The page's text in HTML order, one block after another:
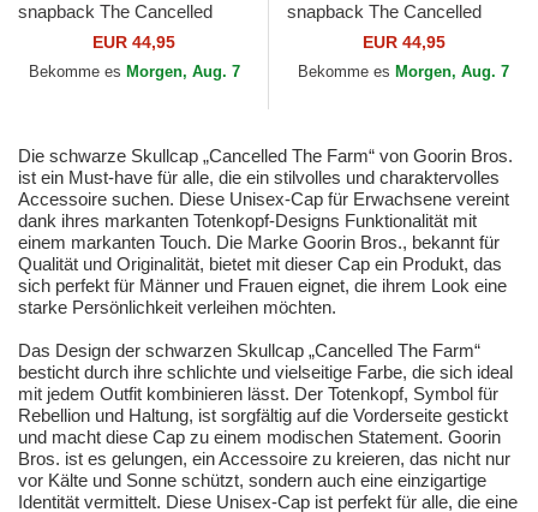
snapback The Cancelled
Skull Whisper The Farm
Goorin Bros.
EUR 44,95
Bekomme es Morgen, Aug. 7
snapback The Cancelled
Skull The Farm Goorin Bros.
EUR 44,95
Bekomme es Morgen, Aug. 7
Die schwarze Skullcap „Cancelled The Farm“ von Goorin Bros.
ist ein Must-have für alle, die ein stilvolles und charaktervolles
Accessoire suchen. Diese Unisex-Cap für Erwachsene vereint
dank ihres markanten Totenkopf-Designs Funktionalität mit
einem markanten Touch. Die Marke Goorin Bros., bekannt für
Qualität und Originalität, bietet mit dieser Cap ein Produkt, das
sich perfekt für Männer und Frauen eignet, die ihrem Look eine
starke Persönlichkeit verleihen möchten.
Das Design der schwarzen Skullcap „Cancelled The Farm“
besticht durch ihre schlichte und vielseitige Farbe, die sich ideal
mit jedem Outfit kombinieren lässt. Der Totenkopf, Symbol für
Rebellion und Haltung, ist sorgfältig auf die Vorderseite gestickt
und macht diese Cap zu einem modischen Statement. Goorin
Bros. ist es gelungen, ein Accessoire zu kreieren, das nicht nur
vor Kälte und Sonne schützt, sondern auch eine einzigartige
Identität vermittelt. Diese Unisex-Cap ist perfekt für alle, die eine